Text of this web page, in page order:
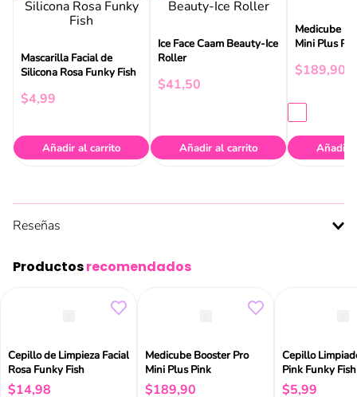
Mascarilla Facial de
$4,99
Añadir al carrito
Roller
Añadir al carrito
Medicube
Mini Plus
$189,90
Añadir
Reseñas
Productosrecomendados
Cepillo de Limpieza Facial
Rosa Funky Fish
$1498
Medicube Booster Pro
Mini Plus Pink
$189 90
Cepillo
Pink Funky Fish
$5 99